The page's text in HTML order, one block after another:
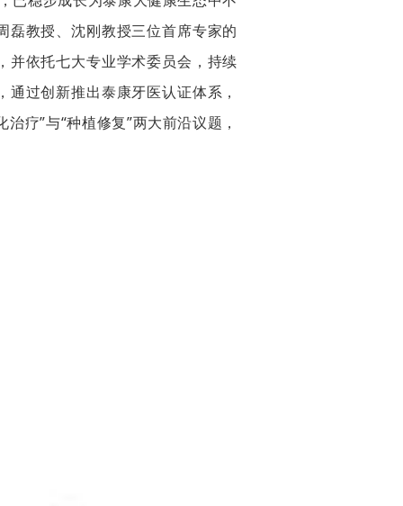
磊教授、沈刚教授三位首席专家的
并依托七大专业学术委员会，持续
过创新推出泰康牙医认证体系，
疗”与“种植修复”两大前沿议题，